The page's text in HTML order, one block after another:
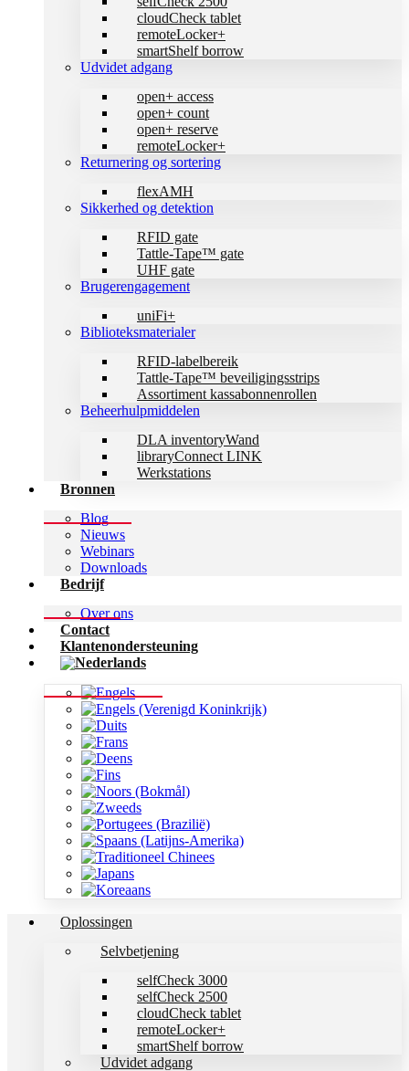
cloudCheck tablet
remoteLocker+
smartShelf borrow
Udvidet adgang
open+ access
open+ count
open+ reserve
remoteLocker+
Returnering og sortering
flexAMH
Sikkerhed og detektion
RFID gate
Tattle-Tape™ gate
UHF gate
Brugerengagement
uniFi+
Biblioteksmaterialer
RFID-labelbereik
Tattle-Tape™ beveiligingsstrips
Assortiment kassabonnenrollen
Beheerhulpmiddelen
DLA inventoryWand
libraryConnect LINK
Werkstations
Bronnen
Blog
Nieuws
Webinars
Downloads
Bedrijf
Over ons
Contact
Klantenondersteuning
Oplossingen
Selvbetjening
selfCheck 3000
selfCheck 2500
cloudCheck tablet
remoteLocker+
smartShelf borrow
Udvidet adgang